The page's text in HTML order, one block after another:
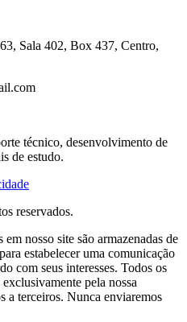
Sala 402, Box 437, Centro,
técnico, desenvolvimento de
de estudo.
reservados.
nosso site são armazenadas de
estabelecer uma comunicação
com seus interesses. Todos os
pela nossa
a terceiros. Nunca enviaremos